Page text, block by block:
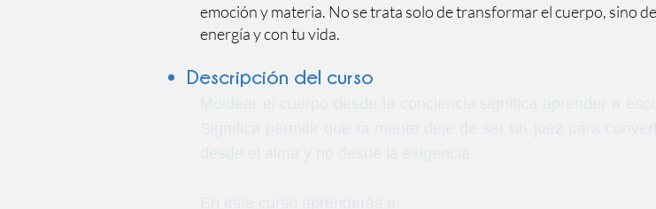
emoción y materia. No se trata solo de transformar el cuerpo, sino
energía y con tu vida.
Descripción del curso